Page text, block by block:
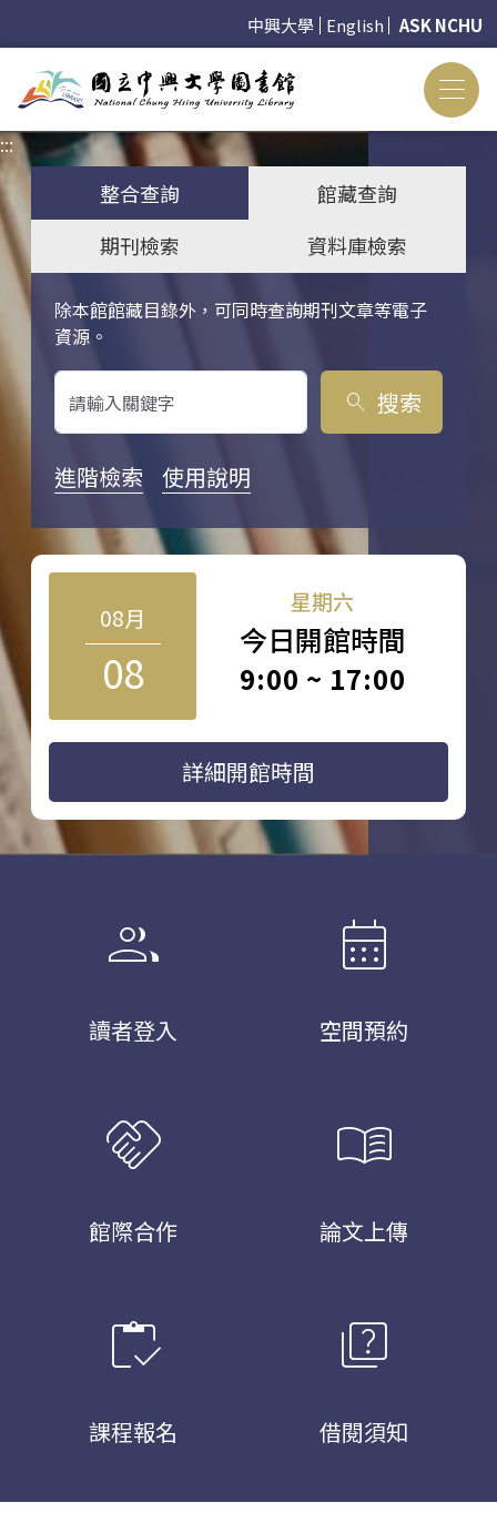
中興大學 English ASK NCHU
:::
整合查詢
館藏查詢
期刊檢索
資料庫檢索
除本館館藏目錄外，可同時查詢期刊文章等電子
資源。
關鍵字搜尋
search 搜索
進階檢索 使用說明
08月
08
星期六
今日開館時間
9:00 ~ 17:00
詳細開館時間
group
讀者登入
calendar_month
空間預約
handshake
館際合作
menu_book
論文上傳
inventory
課程報名
quiz
借閱須知